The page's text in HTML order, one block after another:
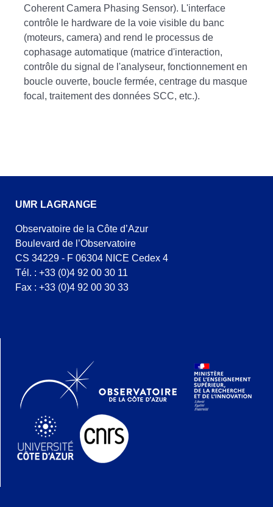
Coherent Camera Phasing Sensor). L'interface
contrôle le hardware de la voie visible du banc
(moteurs, camera) and rend le processus de
cophasage automatique (matrice d'interaction,
contrôle du signal de l'analyseur, fonctionnement en
boucle ouverte, boucle fermée, centrage du masque
focal, traitement des données SCC, etc.).
UMR LAGRANGE
Observatoire de la Côte d’Azur
Boulevard de l’Observatoire
CS 34229 - F 06304 NICE Cedex 4
Tél. : +33 (0)4 92 00 30 11
Fax : +33 (0)4 92 00 30 33